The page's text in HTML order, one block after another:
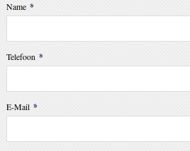
Name *
Telefoon *
E-Mail *